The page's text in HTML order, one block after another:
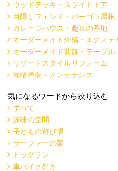
ウッドデッキ・スライドドア
目隠しフェンス・パーゴラ屋根
ガレージハウス・趣味の基地
オーダーメイド外構・エクステ
オーダーメイド装飾・テーブル
リゾートスタイルリフォーム
修繕塗装・メンテナンス
気になるワードから絞り込む
すべて
趣味の空間
子どもの遊び場
サーファーの家
ドッグラン
車バイク好き